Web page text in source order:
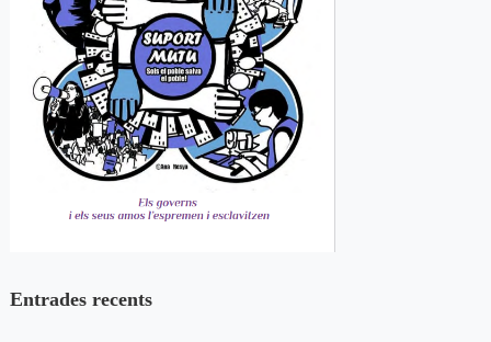
Entrades recents